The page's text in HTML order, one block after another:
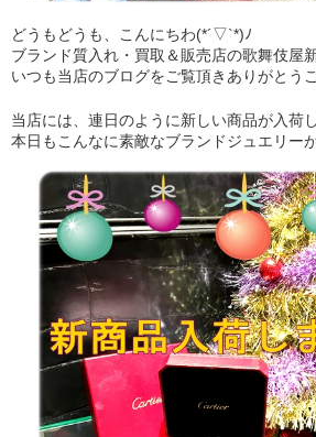
どうもどうも、こんにちわ(*´▽`*)ﾉ
ブランド質入れ・買取＆販売店の歌舞伎屋
いつも当店のブログをご覧頂きありがとう
当店には、連日のように新しい商品が入荷
本日もこんなに素敵なブランドジュエリー